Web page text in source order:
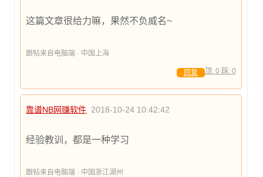
这篇文章很给力嘛，果然不负威名~
跟帖来自电脑端 · 中国上海
顶: 0 踩: 0
回复
靠谱NB网赚软件 2018-10-24 10:42:42
经验教训，都是一种学习
跟帖来自电脑端 · 中国浙江湖州